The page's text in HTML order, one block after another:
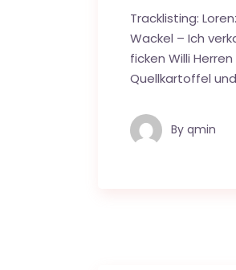
Tracklisting:
Wackel – Ich
ficken Willi
Quellkartoffel
By qmin